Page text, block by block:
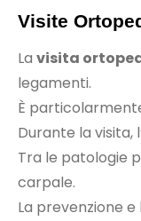
Visite
La visita
legamenti.
È
Durante la visita,
Tra le patologie
carpale.
La prevenzione